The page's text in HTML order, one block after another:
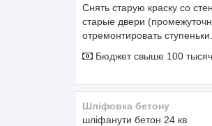
Снять старую краску со
старые двери
отремонтировать
Бюджет свыше 100
шліфовка бетону
шліфанути бетон 24 кв